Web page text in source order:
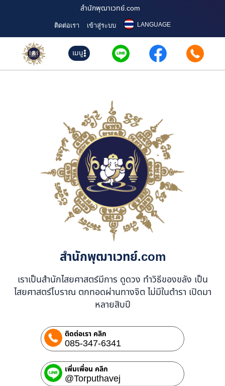
สำนักพุฒาเวทย์.com
ติดต่อเรา เข้าสู่ระบบ LANGUAGE
เมนู
สำนักพุฒาเวทย์.com
เราเป็นสำนักไสยศาสตร์มีการ ดูดวง ทำวิธีของขลัง เป็น
ไสยศาสตร์โบราณ ตกทอดผ่านทางจิต ไม่มีในตำรา เปิดมา
หลายสิบปี
ติดต่อเรา คลิก
085-347-6341
เพิ่มเพื่อน คลิก
@Torputhavej